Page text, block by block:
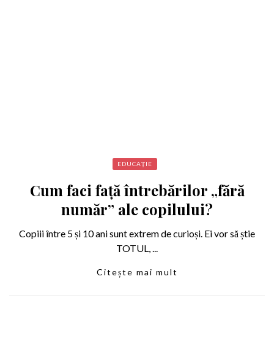
EDUCAȚIE
Cum faci față întrebărilor „fără
număr” ale copilului?
Copiii între 5 și 10 ani sunt extrem de curioși. Ei vor să știe
TOTUL, ...
Citește mai mult